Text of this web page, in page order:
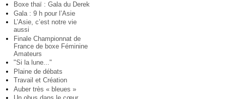
Boxe thaï : Gala du Derek
Gala : 9 h pour l’Asie
L’Asie, c’est notre vie
aussi
Finale Championnat de
France de boxe Féminine
Amateurs
"Si la lune..."
Plaine de débats
Travail et Création
Auber très « bleues »